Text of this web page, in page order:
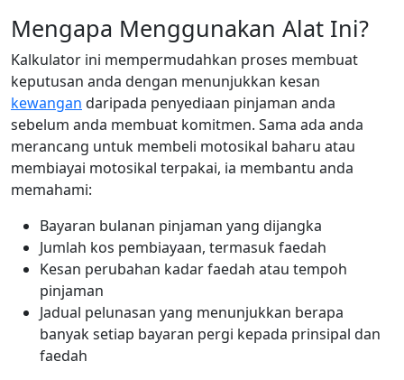
Mengapa Menggunakan Alat Ini?
Kalkulator ini mempermudahkan proses membuat
keputusan anda dengan menunjukkan kesan
kewangan daripada penyediaan pinjaman anda
sebelum anda membuat komitmen. Sama ada anda
merancang untuk membeli motosikal baharu atau
membiayai motosikal terpakai, ia membantu anda
memahami:
Bayaran bulanan pinjaman yang dijangka
Jumlah kos pembiayaan, termasuk faedah
Kesan perubahan kadar faedah atau tempoh
pinjaman
Jadual pelunasan yang menunjukkan berapa
banyak setiap bayaran pergi kepada prinsipal dan
faedah